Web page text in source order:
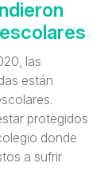
las
están
protegidos
donde
a sufrir